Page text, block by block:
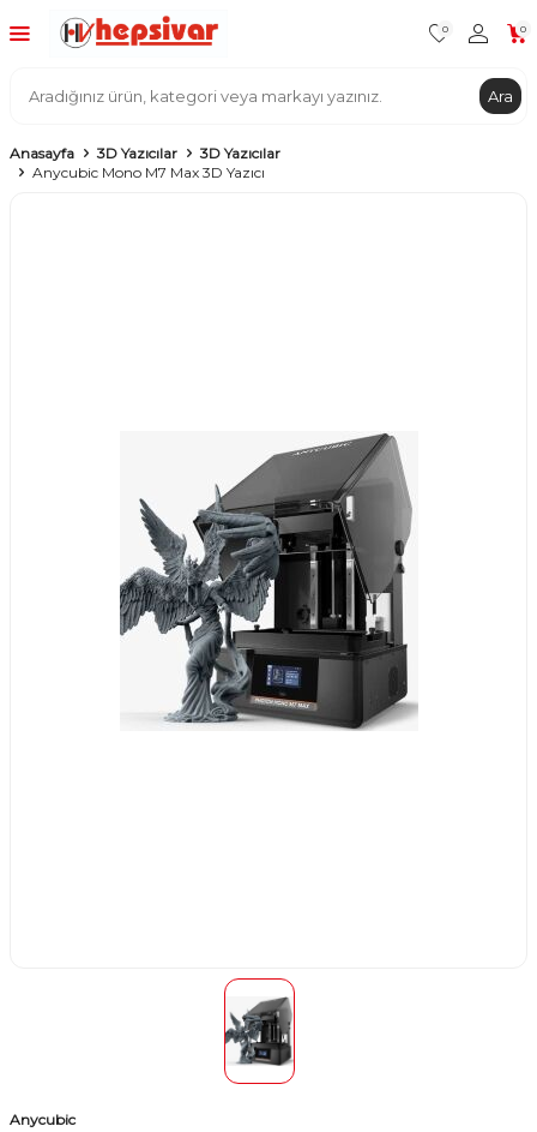
Ara
0 0
Anasayfa 3D Yazıcılar
3D Yazıcılar
Anycubic Mono M7 Max 3D Yazıcı
Anycubic